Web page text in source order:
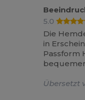
5.0
Die
in
Passform
Übersetzt